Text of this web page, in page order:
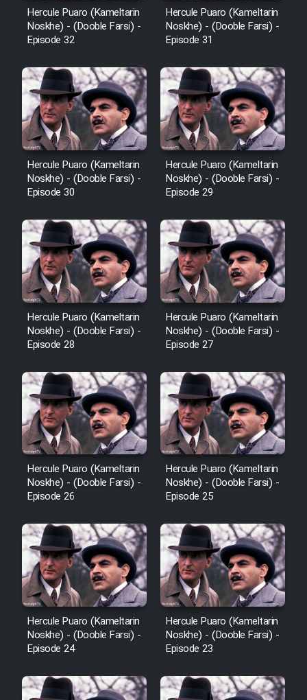
Film Farsh Bad
Film In Haft Nafar
Film Fani
Cartoon Galiver - Kamel
(Dooble Farsi)
Film Shire Talayi (Dooble
Farsi)
Film Aseman Kharashe
Jahanami (Dooble Farsi)
Film Dastbord Be Bank (Dooble
Farsi)
Film Alpagoor (Dooble Farsi)
Film Herfeyi (Dooble Farsi)
Mostanad Margbartarin
Heyvanat Donya - Dooble Farsi
Film Toofangar (Dooble Farsi)
Film Velgarde Vahshi (Dooble
Hercule Puaro (Kameltarin
Noskhe) - (Dooble Farsi) -
Episode 32
Hercule Puaro (Kameltarin
Noskhe) - (Dooble Farsi) -
Episode 31
Hercule Puaro (Kameltarin
Noskhe) - (Dooble Farsi) -
Episode 30
Hercule Puaro (Kameltarin
Noskhe) - (Dooble Farsi) -
Episode 29
Hercule Puaro (Kameltarin
Noskhe) - (Dooble Farsi) -
Episode 28
Hercule Puaro (Kameltarin
Noskhe) - (Dooble Farsi) -
Episode 27
Hercule Puaro (Kameltarin
Noskhe) - (Dooble Farsi) -
Episode 26
Hercule Puaro (Kameltarin
Noskhe) - (Dooble Farsi) -
Episode 25
Hercule Puaro (Kameltarin
Noskhe) - (Dooble Farsi) -
Episode 24
Hercule Puaro (Kameltarin
Noskhe) - (Dooble Farsi) -
Episode 23